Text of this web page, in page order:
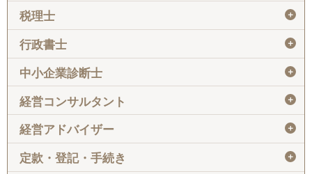
税理士 ＋
行政書士 ＋
中小企業診断士 ＋
経営コンサルタント ＋
経営アドバイザー ＋
定款・登記・手続き ＋